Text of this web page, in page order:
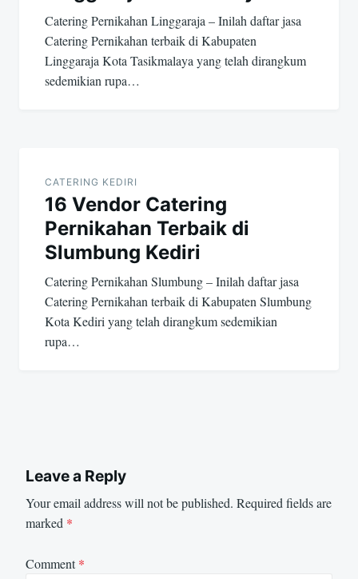
Catering Pernikahan Linggaraja – Inilah daftar jasa
Catering Pernikahan terbaik di Kabupaten
Linggaraja Kota Tasikmalaya yang telah dirangkum
sedemikian rupa…
CATERING KEDIRI
16 Vendor Catering
Pernikahan Terbaik di
Slumbung Kediri
Catering Pernikahan Slumbung – Inilah daftar jasa
Catering Pernikahan terbaik di Kabupaten Slumbung
Kota Kediri yang telah dirangkum sedemikian
rupa…
Leave a Reply
Your email address will not be published. Required fields are
marked *
Comment*